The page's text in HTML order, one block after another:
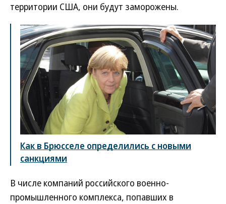
территории США, они будут заморожены.
Как в Брюсселе определились с новыми
санкциями
В числе компаний российского военно-
промышленного комплекса, попавших в